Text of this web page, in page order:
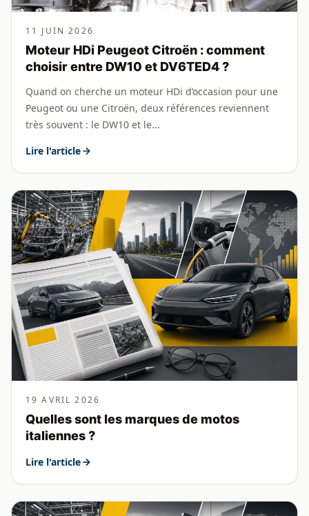
11 JUIN 2026
Moteur HDi Peugeot Citroën : comment
choisir entre DW10 et DV6TED4 ?
Quand on cherche un moteur HDi d’occasion pour une
Peugeot ou une Citroën, deux références reviennent
très souvent : le DW10 et le...
Lire l'article
19 AVRIL 2026
Quelles sont les marques de motos
italiennes ?
Lire l'article